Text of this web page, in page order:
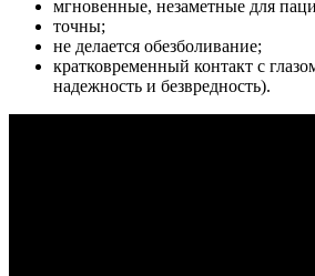
мгновенные, незаметные для
точны;
не делается обезболивание;
кратковременный контакт с
надежность и безвредность).